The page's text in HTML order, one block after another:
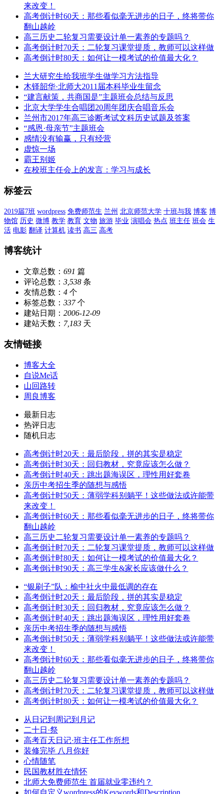
来改变！
高考倒计时60天：那些看似毫无进步的日子，终将带你
翻山越岭
高三历史二轮复习需要设计单一素养的专题吗？
高考倒计时70天：二轮复习课堂提质，教师可以这样做
高考倒计时80天：如何让一模考试的价值最大化？
兰大研究生给我班学生做学习方法指导
木铎韶华·北师大2011届本科毕业生留念
“建言献策，共商国是”主题班会总结与反思
北京大学学生合唱团20周年团庆合唱音乐会
兰州市2017年高三诊断考试文科历史试题及答案
“感恩·母亲节”主题班会
感情没有输赢，只有经营
虚惊一场
霸王别姬
在校班主任会上的发言：学习与成长
标签云
2019届7班 wordpress 免费师范生 兰州 北京师范大学 十班与我 博客 博
物馆 历史 微博 教学 教育 文物 旅游 毕业 演唱会 热点 班主任 班会 生
活 电影 翻译 计算机 读书 高三 高考
博客统计
文章总数： 691 篇
评论总数： 3,538 条
友情总数： 4 个
标签总数： 337个
建站日期： 2006-12-09
建站天数： 7,183 天
友情链接
博客大全
自说Me话
山回路转
周良博客
最新日志
热评日志
随机日志
高考倒计时20天：最后阶段，拼的其实是稳定
高考倒计时30天：回归教材，究竟应该怎么做？
高考倒计时40天：跳出题海误区，理性用好套卷
亲历中考招生季的随想与感悟
高考倒计时50天：薄弱学科别躺平！这些做法或许能带
来改变！
高考倒计时60天：那些看似毫无进步的日子，终将带你
翻山越岭
高三历史二轮复习需要设计单一素养的专题吗？
高考倒计时70天：二轮复习课堂提质，教师可以这样做
高考倒计时80天：如何让一模考试的价值最大化？
高考倒计时90天：高三学生&家长应该做什么？
“银刷子”队：榆中社火中最低调的存在
高考倒计时20天：最后阶段，拼的其实是稳定
高考倒计时30天：回归教材，究竟应该怎么做？
高考倒计时40天：跳出题海误区，理性用好套卷
亲历中考招生季的随想与感悟
高考倒计时50天：薄弱学科别躺平！这些做法或许能带
来改变！
高考倒计时60天：那些看似毫无进步的日子，终将带你
翻山越岭
高三历史二轮复习需要设计单一素养的专题吗？
高考倒计时70天：二轮复习课堂提质，教师可以这样做
高考倒计时80天：如何让一模考试的价值最大化？
从日记到周记到月记
二十日·祭
高考百天日记·班主任工作所想
装修完毕 八月你好
心情随笔
民国教材胜在情怀
北师大免费师范生 首届就业零违约？
如何自定义wordpress的Keywords和Description